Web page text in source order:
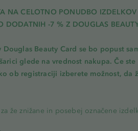
NA CELOTNO PONUDBO IZDELKOV
DODATNIH -7 % Z DOUGLAS
Douglas Beauty Card se bo popust
glede na vrednost nakupa. Če ste
ob registraciji izberete možnost, da
že znižane in posebej označene